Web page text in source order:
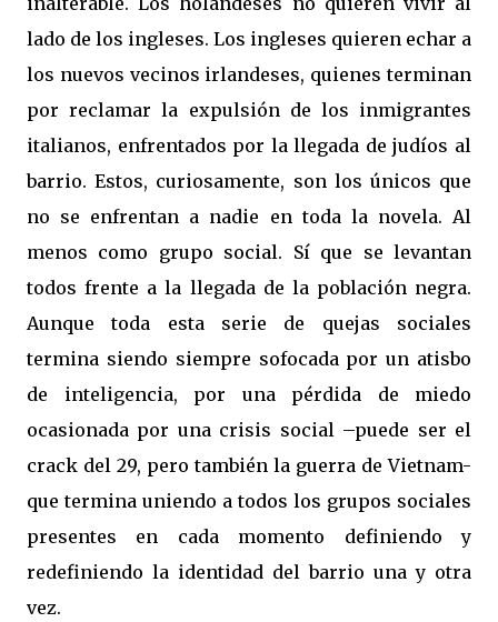
lado de los ingleses. Los ingleses quieren echar a
los nuevos vecinos irlandeses, quienes terminan
por reclamar la expulsión de los inmigrantes
italianos, enfrentados por la llegada de judíos al
barrio. Estos, curiosamente, son los únicos que
no se enfrentan a nadie en toda la novela. Al
menos como grupo social. Sí que se levantan
todos frente a la llegada de la población negra.
Aunque toda esta serie de quejas sociales
termina siendo siempre sofocada por un atisbo
de inteligencia, por una pérdida de miedo
ocasionada por una crisis social –puede ser el
crack del 29, pero también la guerra de Vietnam-
que termina uniendo a todos los grupos sociales
presentes en cada momento definiendo y
redefiniendo la identidad del barrio una y otra
vez.